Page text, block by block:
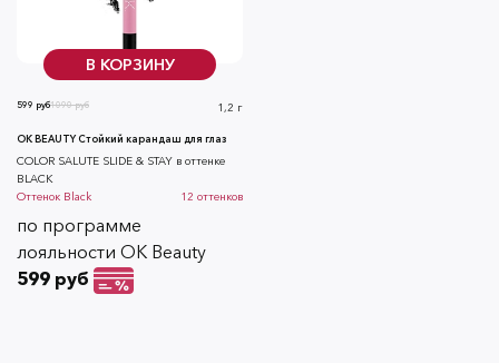
В КОРЗИНУ
1090 руб
599 руб 1,2 г
OK BEAUTY Стойкий карандаш для глаз
COLOR SALUTE SLIDE & STAY в оттенке
BLACK
Оттенок Black 12 оттенков
по программе
лояльности OK Beauty
599 руб